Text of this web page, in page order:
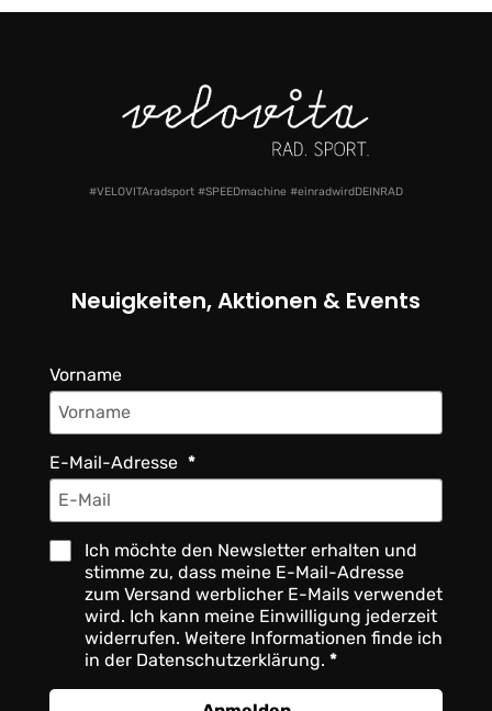
#VELOVITAradsport #SPEEDmachine #einradwirdDEINRAD
Neuigkeiten, Aktionen & Events
Vorname
E-Mail-Adresse
Ich möchte den Newsletter erhalten und
stimme zu, dass meine E-Mail-Adresse
zum Versand werblicher E-Mails verwendet
wird. Ich kann meine Einwilligung jederzeit
widerrufen. Weitere Informationen finde ich
in der Datenschutzerklärung.